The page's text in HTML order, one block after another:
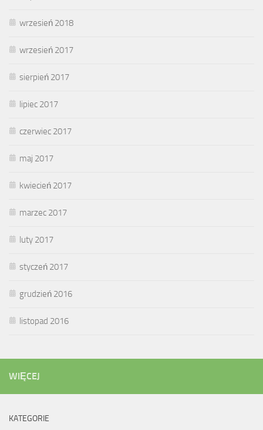
wrzesień 2018
wrzesień 2017
sierpień 2017
lipiec 2017
czerwiec 2017
maj 2017
kwiecień 2017
marzec 2017
luty 2017
styczeń 2017
grudzień 2016
listopad 2016
WIĘCEJ
KATEGORIE